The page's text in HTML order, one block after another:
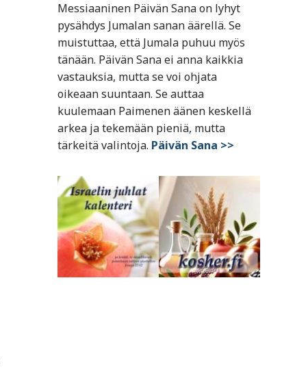
Messiaaninen Päivän Sana on lyhyt
pysähdys Jumalan sanan äärellä. Se
muistuttaa, että Jumala puhuu myös
tänään. Päivän Sana ei anna kaikkia
vastauksia, mutta se voi ohjata
oikeaan suuntaan. Se auttaa
kuulemaan Paimenen äänen keskellä
arkea ja tekemään pieniä, mutta
tärkeitä valintoja. Päivän Sana >>